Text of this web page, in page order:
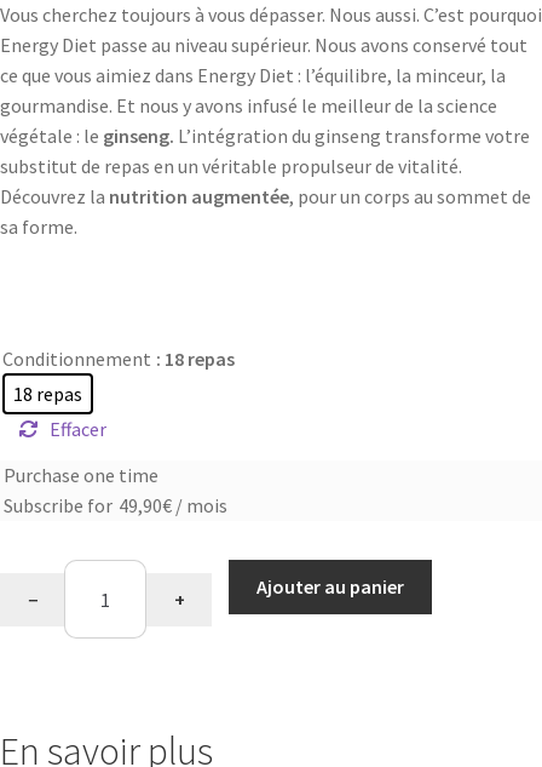
Vous cherchez toujours à vous dépasser. Nous aussi. C’est pourquoi
Energy Diet passe au niveau supérieur. Nous avons conservé tout
ce que vous aimiez dans Energy Diet : l’équilibre, la minceur, la
gourmandise. Et nous y avons infusé le meilleur de la science
végétale : le ginseng. L’intégration du ginseng transforme votre
substitut de repas en un véritable propulseur de vitalité.
Découvrez la nutrition augmentée, pour un corps au sommet de
sa forme.
Conditionnement : 18 repas
18 repas
Effacer
Choose
purchase
Purchase one time
Subscribe for 49,90€ / mois
quantité
− +
Ajouter au panier
En savoir plus